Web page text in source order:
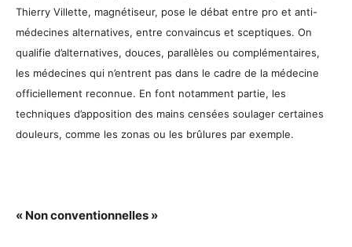
Thierry Villette, magnétiseur, pose le débat entre pro et anti-
médecines alternatives, entre convaincus et sceptiques. On
qualifie d’alternatives, douces, parallèles ou complémentaires,
les médecines qui n’entrent pas dans le cadre de la médecine
officiellement reconnue. En font notamment partie, les
techniques d’apposition des mains censées soulager certaines
douleurs, comme les zonas ou les brûlures par exemple.
« Non conventionnelles »